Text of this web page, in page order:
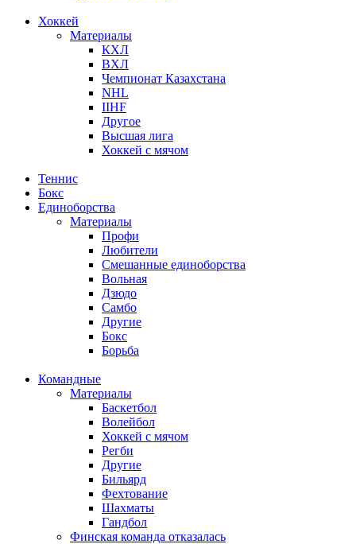
Хоккей
Материалы
КХЛ
ВХЛ
Чемпионат Казахстана
NHL
IIHF
Другое
Высшая лига
Хоккей с мячом
Теннис
Бокс
Единоборства
Материалы
Профи
Любители
Смешанные единоборства
Вольная
Дзюдо
Самбо
Другие
Бокс
Борьба
Командные
Материалы
Баскетбол
Волейбол
Хоккей с мячом
Регби
Другие
Бильярд
Фехтование
Шахматы
Гандбол
Финская команда отказалась